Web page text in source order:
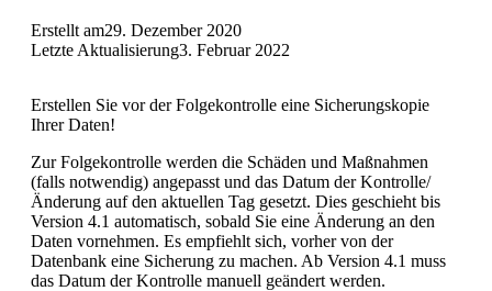
Erstellt am29. Dezember 2020
Letzte Aktualisierung3. Februar 2022
Erstellen Sie vor der Folgekontrolle eine Sicherungskopie
Ihrer Daten!
Zur Folgekontrolle werden die Schäden und Maßnahmen
(falls notwendig) angepasst und das Datum der Kontrolle/
Änderung auf den aktuellen Tag gesetzt. Dies geschieht bis
Version 4.1 automatisch, sobald Sie eine Änderung an den
Daten vornehmen. Es empfiehlt sich, vorher von der
Datenbank eine Sicherung zu machen. Ab Version 4.1 muss
das Datum der Kontrolle manuell geändert werden.